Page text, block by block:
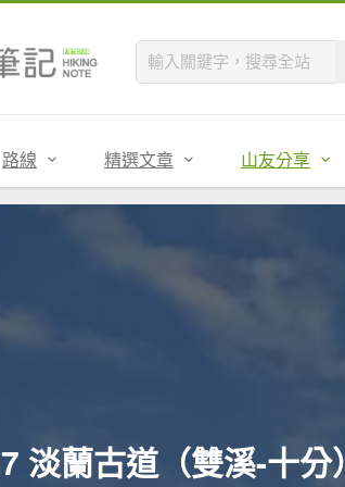
路線 精選文章 山友分享
淡蘭古道（雙溪-十分）